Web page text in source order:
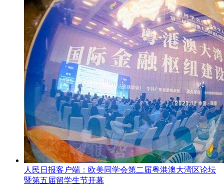
人民日报客户端：欧美同学会第二届粤港澳大湾区论坛
暨第五届留学生节开幕